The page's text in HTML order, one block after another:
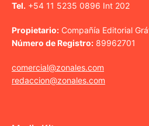
Tel. +54 11 5235 0896 Int 202
Propietario: Compañía Editorial
Número de Registro: 89962701
comercial@zonales.com
redaccion@zonales.com